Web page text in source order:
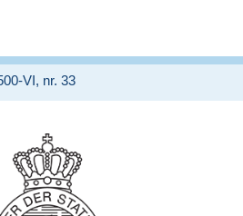
VI, nr. 33